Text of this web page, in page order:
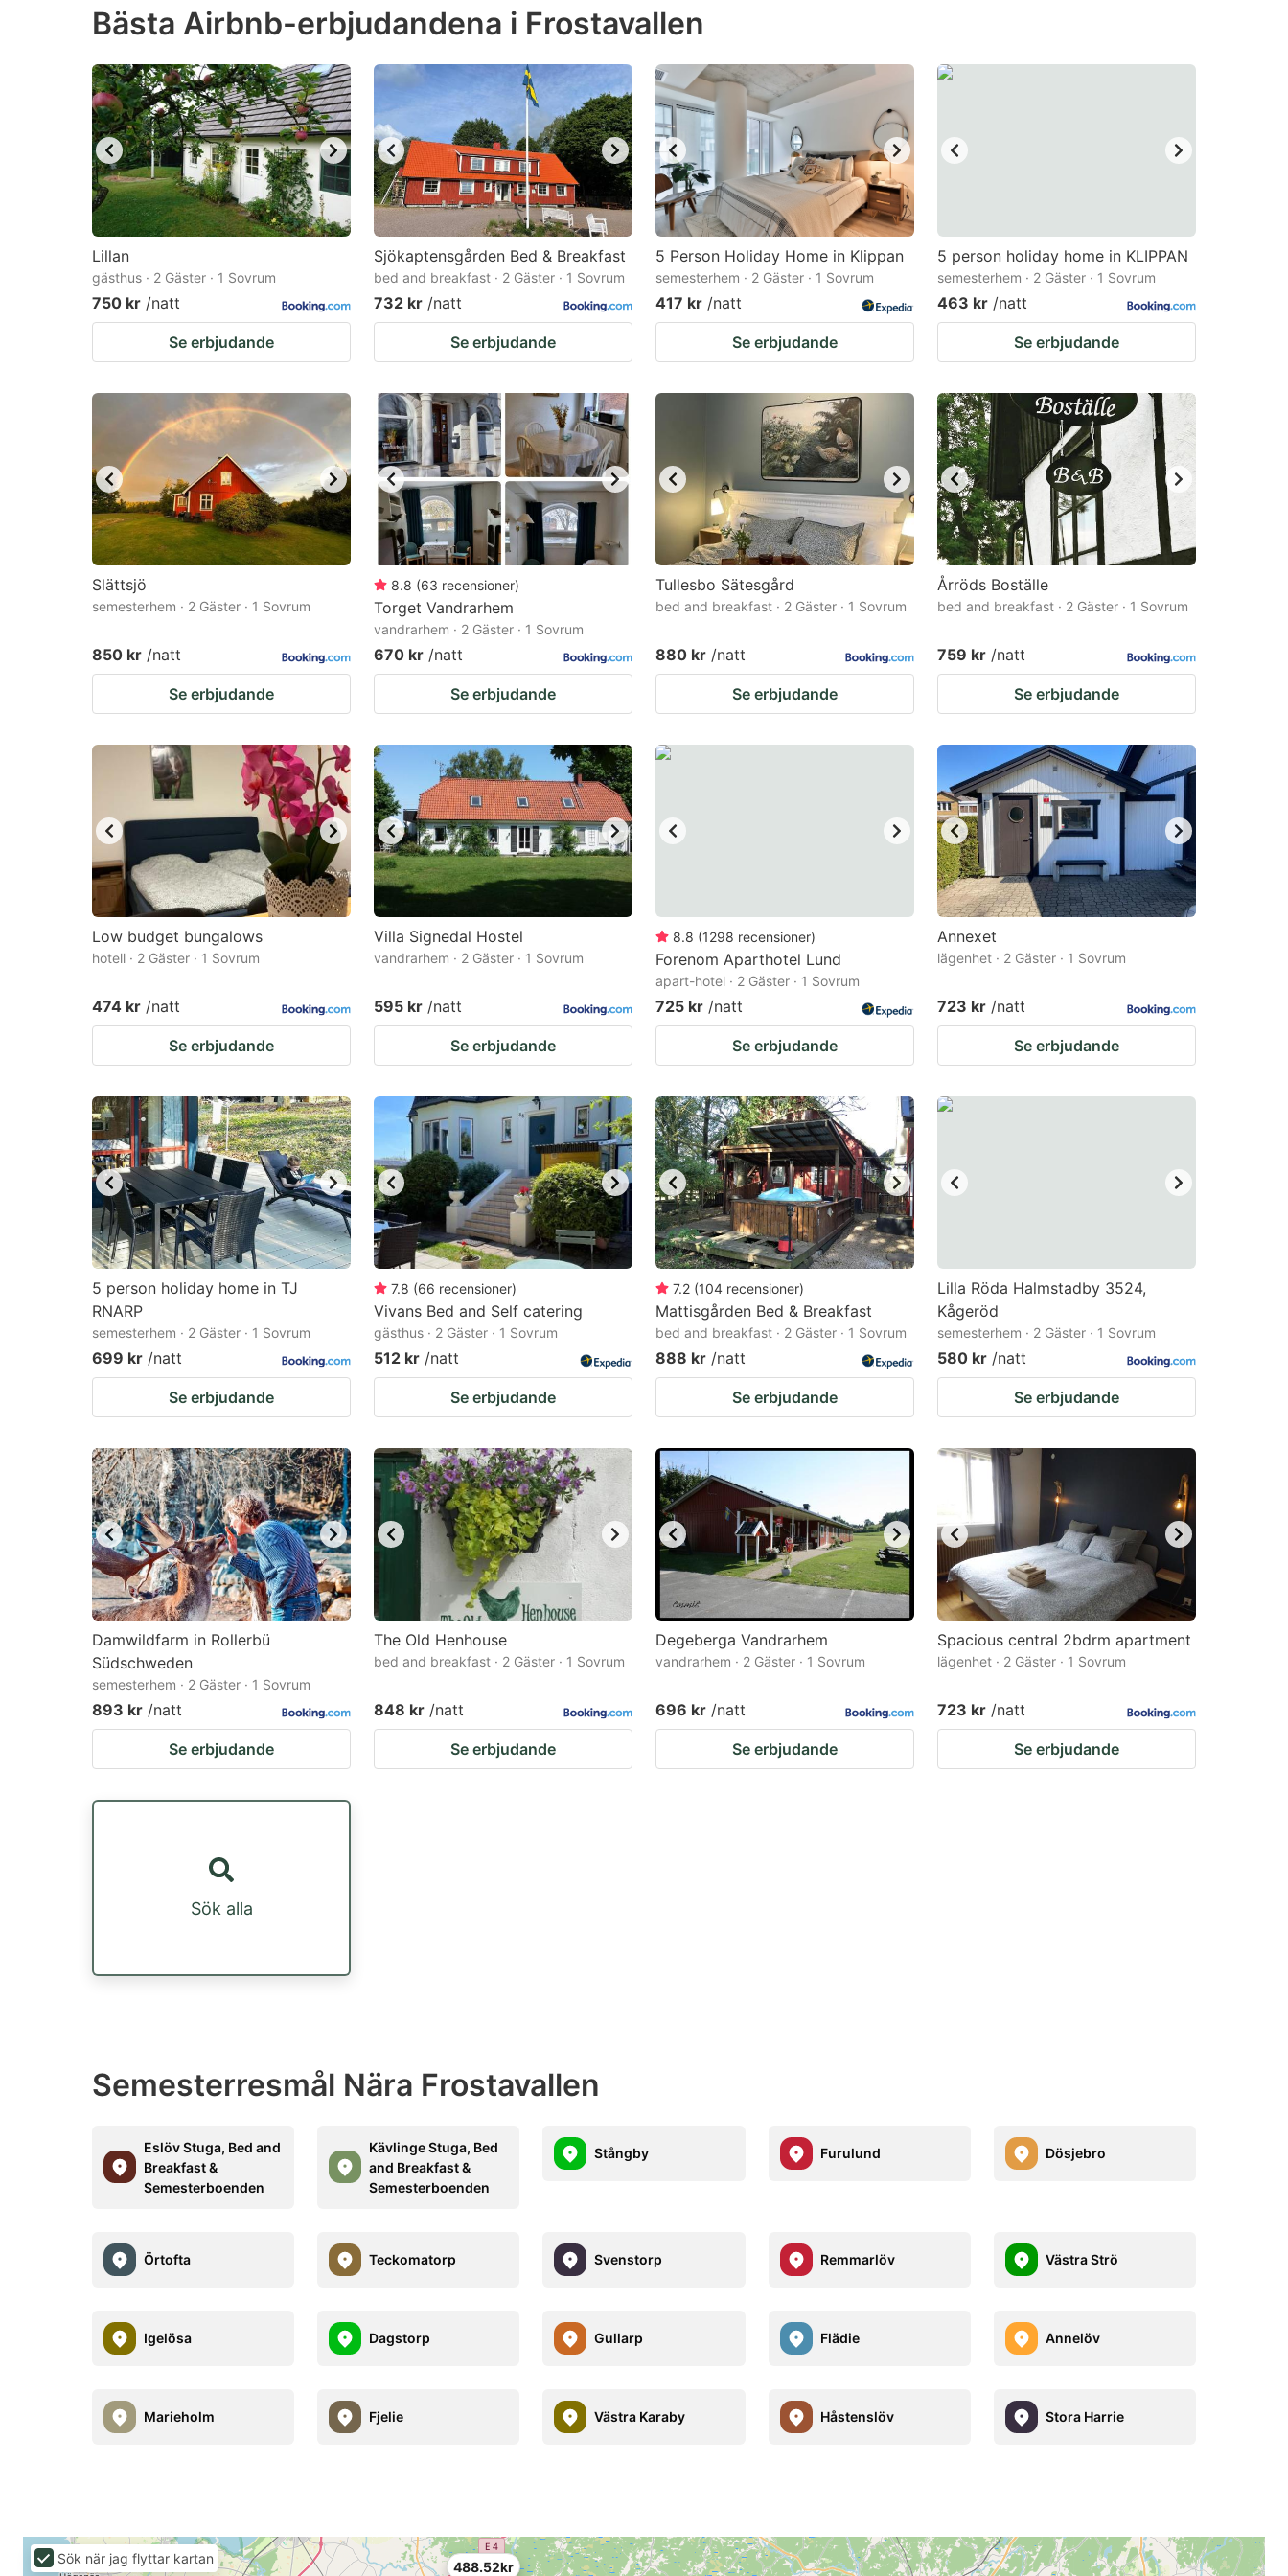
the
mark
key
to
get
the
keyboard
for
changing
dates.
the
mark
key
to
get
the
keyboard
shortcuts
for
changing
dates.
Bästa Airbnb-erbjudandena i Frostavallen
Lillan
gästhus · 2 Gäster · 1 Sovrum
750 kr /natt
Se erbjudande
Sjökaptensgården Bed & Breakfast
bed and breakfast · 2 Gäster · 1 Sovrum
732 kr /natt
Se erbjudande
5 Person Holiday Home in Klippan
semesterhem · 2 Gäster · 1 Sovrum
417 kr /natt
Se erbjudande
5 person holiday home in KLIPPAN
semesterhem · 2 Gäster · 1 Sovrum
463 kr /natt
Se erbjudande
Slättsjö
semesterhem · 2 Gäster · 1 Sovrum
850 kr /natt
Se erbjudande
8.8 (63 recensioner)
Torget Vandrarhem
vandrarhem · 2 Gäster · 1 Sovrum
670 kr /natt
Se erbjudande
Tullesbo Sätesgård
bed and breakfast · 2 Gäster · 1 Sovrum
880 kr /natt
Se erbjudande
Årröds Boställe
bed and breakfast · 2 Gäster · 1 Sovrum
759 kr /natt
Se erbjudande
Low budget bungalows
hotell · 2 Gäster · 1 Sovrum
474 kr /natt
Se erbjudande
Villa Signedal Hostel
vandrarhem · 2 Gäster · 1 Sovrum
595 kr /natt
Se erbjudande
8.8 (1298 recensioner)
Forenom Aparthotel Lund
apart-hotel · 2 Gäster · 1 Sovrum
725 kr /natt
Se erbjudande
Annexet
lägenhet · 2 Gäster · 1 Sovrum
723 kr /natt
Se erbjudande
5 person holiday home in TJ
RNARP
semesterhem · 2 Gäster · 1 Sovrum
699 kr /natt
Se erbjudande
7.8 (66 recensioner)
Vivans Bed and Self catering
gästhus · 2 Gäster · 1 Sovrum
512 kr /natt
Se erbjudande
7.2 (104 recensioner)
Mattisgården Bed & Breakfast
bed and breakfast · 2 Gäster · 1 Sovrum
888 kr /natt
Se erbjudande
Lilla Röda Halmstadby 3524,
Kågeröd
semesterhem · 2 Gäster · 1 Sovrum
580 kr /natt
Se erbjudande
Damwildfarm in Rollerbü
Südschweden
semesterhem · 2 Gäster · 1 Sovrum
893 kr /natt
Se erbjudande
The Old Henhouse
bed and breakfast · 2 Gäster · 1 Sovrum
848 kr /natt
Se erbjudande
Degeberga Vandrarhem
vandrarhem · 2 Gäster · 1 Sovrum
696 kr /natt
Se erbjudande
Spacious central 2bdrm apartment
lägenhet · 2 Gäster · 1 Sovrum
723 kr /natt
Se erbjudande
Sök alla
Semesterresmål Nära Frostavallen
Eslöv Stuga, Bed and
Breakfast &
Semesterboenden
Kävlinge Stuga, Bed
and Breakfast &
Semesterboenden
Stångby Furulund Dösjebro
Örtofta Teckomatorp Svenstorp Remmarlöv Västra Strö
Igelösa Dagstorp Gullarp Flädie Annelöv
Marieholm Fjelie Västra Karaby Håstenslöv Stora Harrie
488.52kr
Sök när jag flyttar kartan